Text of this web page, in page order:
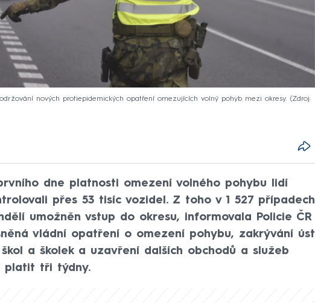
nových protiepidemických opatření omezujících volný pohyb mezi okresy.
Zdroj:
dne platnosti omezení volného pohybu lidí
přes 53 tisíc vozidel. Z toho v 1 527 případech
umožněn vstup do okresu, informovala Policie ČR
vládní opatření o omezení pohybu, zakrývání úst
a školek a uzavření dalších obchodů a služeb
platit tři týdny.